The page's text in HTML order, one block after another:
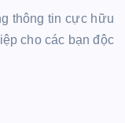
thông tin cực hữu
cho các bạn độc